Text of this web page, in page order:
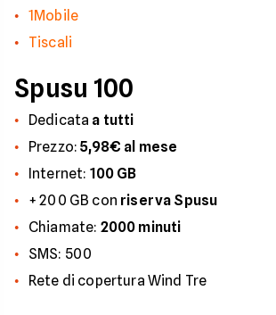
1Mobile
Tiscali
Spusu 100
Dedicata a tutti
Prezzo:5,98€ al mese
Internet: 100 GB
+ 200 GB con riserva Spusu
Chiamate: 2000 minuti
SMS: 500
Rete di copertura Wind Tre